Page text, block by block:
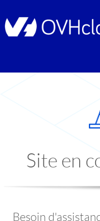
Site en
Besoin